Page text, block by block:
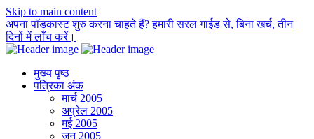
Skip to main content
अपना पॉडकास्ट शुरु करना चाहते हैं? हमारी सरल गाईड से, बिना खर्च, तीन
दिनों में लाँच करें।
मुख्य पृष्ठ
पत्रिका अंक
मार्च 2005
अप्रेल 2005
मई 2005
जून 2005